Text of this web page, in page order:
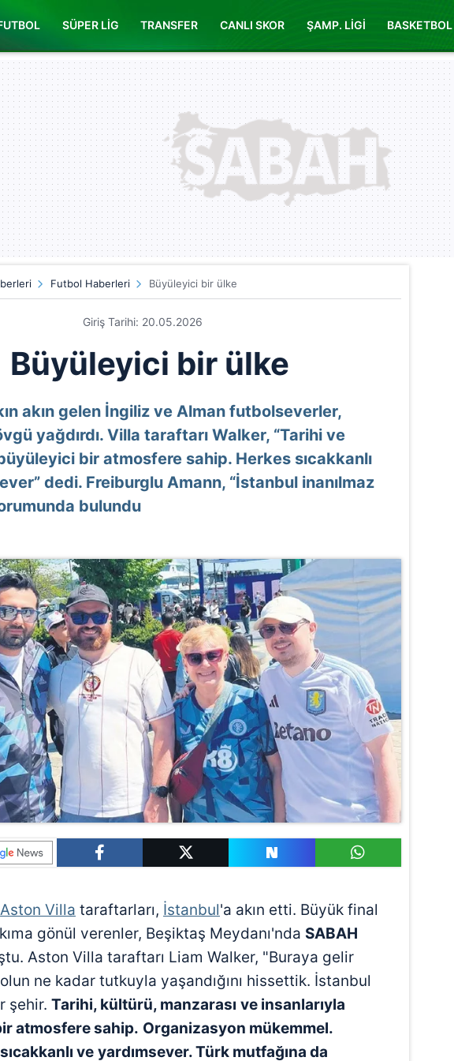
SÜPER LİG TRANSFER CANLI SKOR ŞAMP. LİGİ BASKETBOL
Futbol Haberleri Büyüleyici bir ülke
Giriş Tarihi: 20.05.2026
Büyüleyici bir ülke
akın gelen İngiliz ve Alman futbolseverler,
yağdırdı. Villa taraftarı Walker, “Tarihi ve
bir atmosfere sahip. Herkes sıcakkanlı
dedi. Freiburglu Amann, “İstanbul inanılmaz
bulundu
Aston Villa taraftarları, İstanbul'a akın etti. Büyük final
gönül verenler, Beşiktaş Meydanı'nda SABAH
Aston Villa taraftarı Liam Walker, "Buraya gelir
ne kadar tutkuyla yaşandığını hissettik. İstanbul
şehir. Tarihi, kültürü, manzarası ve insanlarıyla
atmosfere sahip. Organizasyon mükemmel.
ve yardımsever. Türk mutfağına da